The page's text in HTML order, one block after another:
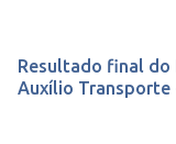
Resultado final do
Auxílio Transporte